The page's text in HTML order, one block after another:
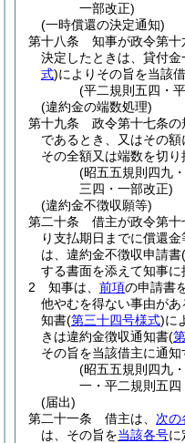
一部改正)
(一時償還の決定通知)
第十八条
知事が政令第
決定したときは、貸付
式)によりその旨を当該
(平二規則五四・
(違約金の端数処理)
第十九条
政令第十七条
であるとき、又はその額
その全額又は端数を切り
(昭五五規則四九
三四・一部改正)
(違約金不徴収願等)
第二十条
借主が政令第十
り支払期日までに償還
は、違約金不徴収申請書(
する書面を添えて知事に
2
知事は、 前項の申請書
他やむを得ない事由が
知書(第三十四号様式)に
きは違約金徴収通知書(
その旨を当該借主に通知
(昭五五規則四九
一・平二規則五
(届出)
第二十一条
借主は、 次の
は、その旨を当該各号に